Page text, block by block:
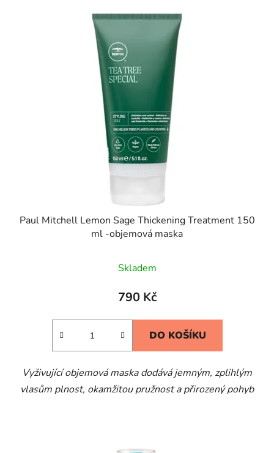
Paul Mitchell Lemon Sage Thickening Treatment 150
ml -objemová maska
Skladem
790 Kč
DO KOŠÍKU
Vyživující objemová maska dodává jemným, zplihlým
vlasům plnost, okamžitou pružnost a přirozený pohyb